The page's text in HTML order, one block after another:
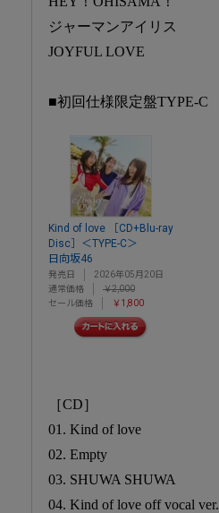
ジャーマンアイリス
JOYFUL LOVE
■初回仕様限定盤TYPE-C
Kind of love ［CD+Blu-ray
Disc］＜TYPE-C＞
日向坂46
発売日
2026年05月20日
通常価格
￥2,000
セール価格
￥1,800
［CD］
01. Kind of love
02. Empty
03. SHUWA SHUWA
04. Kind of love off vocal ver.